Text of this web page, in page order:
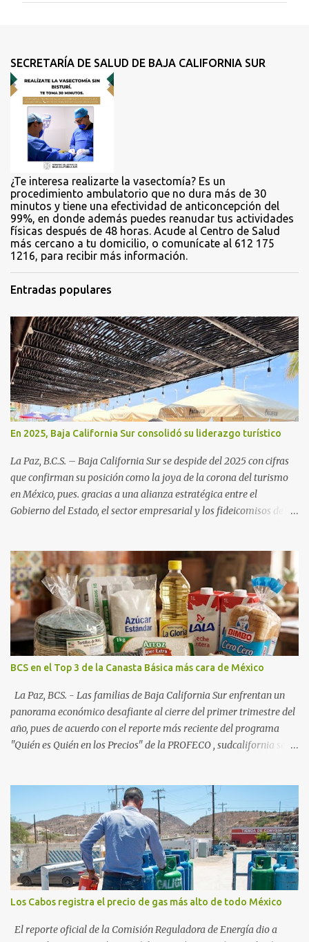
t
a
r
o
SECRETARÍA DE SALUD DE BAJA CALIFORNIA SUR
¿Te interesa realizarte la vasectomía? Es un
procedimiento ambulatorio que no dura más de 30
minutos y tiene una efectividad de anticoncepción del
99%, en donde además puedes reanudar tus actividades
físicas después de 48 horas. Acude al Centro de Salud
más cercano a tu domicilio, o comunícate al 612 175
1216, para recibir más información.
Entradas populares
En 2025, Baja California Sur consolidó su liderazgo turístico
La Paz, B.C.S. – Baja California Sur se despide del 2025 con cifras
que confirman su posición como la joya de la corona del turismo
en México, pues. gracias a una alianza estratégica entre el
Gobierno del Estado, el sector empresarial y los fideicomisos de
una derrama económica sin precedentes. Las proyecciones para
este periodo vacacional son optimistas, con un promedio estatal
que supera el 70% . Sin embargo, la sorpresa del año la ha dado el
norte del estado. Comondú encabeza las expectativas con un
impresionante 89% de ocupación, impulsado por el interés
creciente en el turismo de naturaleza. Le siguen destinos
consolidados y emergentes: Los Cabos: 72% promedio (esperando
picos del 79% en Año Nuevo). La Paz: 66%. Loreto: 58%. Mulegé:
54%. "Estamos viendo un fenómeno de diversificación. Ya no solo
vienen por el lujo de Los Cabos, sino por la aut...
BCS en el Top 3 de la Canasta Básica más cara de México
La Paz, BCS. - Las familias de Baja California Sur enfrentan un
panorama económico desafiante al cierre del primer trimestre del
año, pues de acuerdo con el reporte más reciente del programa
"Quién es Quién en los Precios" de la PROFECO , sudcalifornia se
datos correspondientes al cierre de marzo y la primera semana de
abril revelan que adquirir el paquete de los 24 productos
esenciales alcanzó un precio de 942.50 pesos en la ciudad de La Paz
. Este monto fue detectado específicamente en el establecimiento
Bodega Aurrera ubicado en el fraccionamiento Camino Real,
superando la barrera de los 910 pesos establecida como meta por
el gobierno federal en el Paquete Contra la Inflación y la Carestía
(PACIC). Dentro del análisis por zonas geográficas, la entidad se
ubica en la región Centro-Norte , que comparte con estados como
Los Cabos registra el precio de gas más alto de todo México
El reporte oficial de la Comisión Reguladora de Energía dio a